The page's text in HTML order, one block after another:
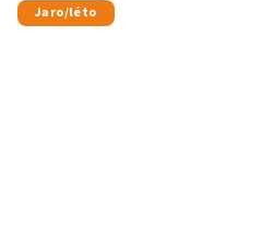
Jaro/léto